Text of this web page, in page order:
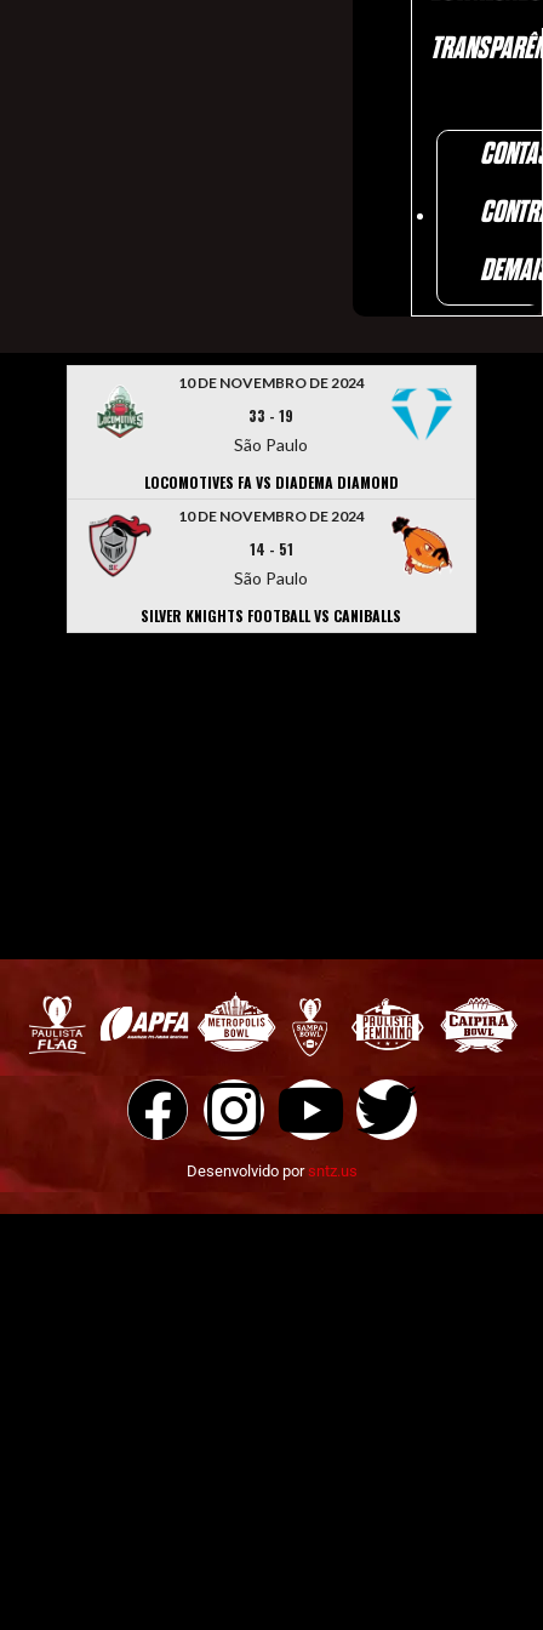
10 DE NOVEMBRO DE 2024
33 -19
São Paulo
LOCOMOTIVES FA VS DIADEMA DIAMOND
10 DE NOVEMBRO DE 2024
14 - 51
São Paulo
SILVER KNIGHTS FOOTBALL VS CANIBALLS
Desenvolvido porsntz.us